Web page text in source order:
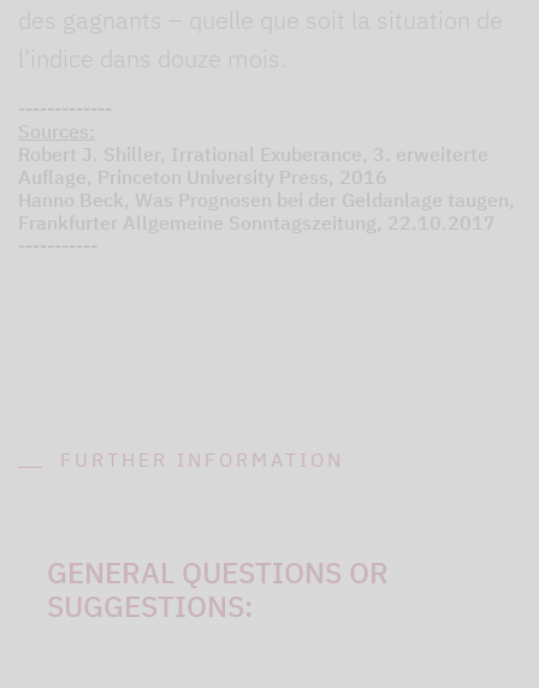
des gagnants – quelle que soit la situation de
l’indice dans douze mois.
-------------
Sources:
Robert J. Shiller, Irrational Exuberance, 3. erweiterte
Auflage, Princeton University Press, 2016
Hanno Beck, Was Prognosen bei der Geldanlage taugen,
Frankfurter Allgemeine Sonntagszeitung, 22.10.2017
-----------
FURTHER INFORMATION
GENERAL QUESTIONS OR
SUGGESTIONS: